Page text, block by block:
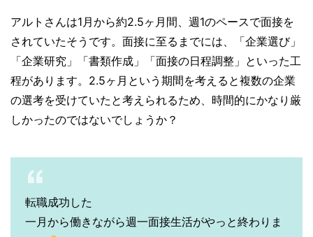
アルトさんは1月から約2.5ヶ月間、週1のペースで面接を
されていたそうです。面接に至るまでには、「企業選び」
「企業研究」「書類作成」「面接の日程調整」といった工
程があります。2.5ヶ月という期間を考えると複数の企業
の選考を受けていたと考えられるため、時間的にかなり厳
しかったのではないでしょうか？
転職成功した
一月から働きながら週一面接生活がやっと終わりま